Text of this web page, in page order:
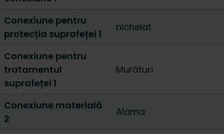
Conexiune pentru
protecția suprafeței 1
nichelat
Conexiune pentru
tratamentul
suprafeței 1
Murături
Conexiune materială
2
Alama